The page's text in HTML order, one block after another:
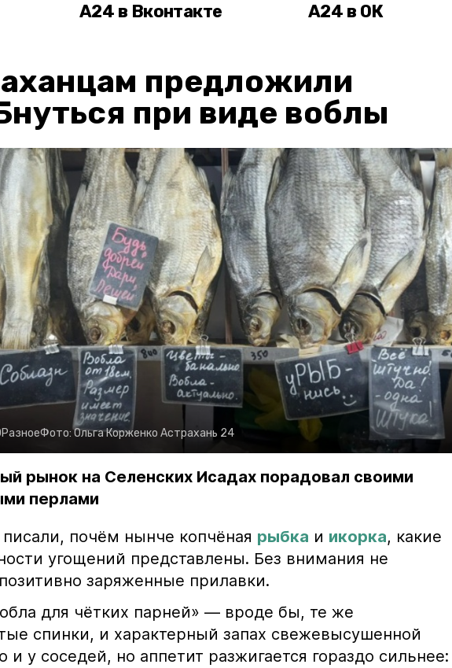
А24 в Вконтакте А24 в ОК
предложили
при виде воблы
РазноеФото:Ольга Корженко Астрахань 24
рынок на Селенских Исадах порадовал своими
перлами
почём нынче копчёная рыбка и икорка, какие
угощений представлены. Без внимания не
заряженные прилавки.
для чётких парней» — вроде бы, те же
спинки, и характерный запах свежевысушенной
и у соседей, но аппетит разжигается гораздо сильнее: